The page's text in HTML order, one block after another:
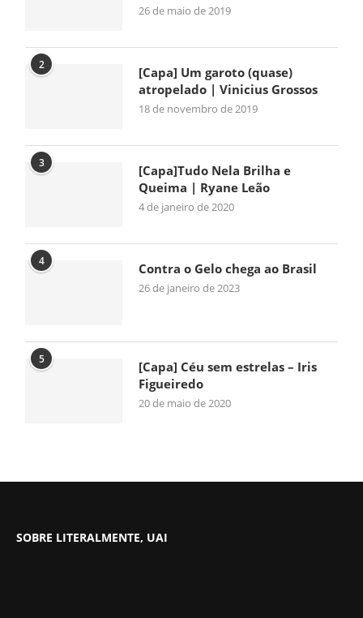
26 de maio de 2019
2
[Capa] Um garoto (quase)
atropelado | Vinicius Grossos
18 de novembro de 2019
3
[Capa]Tudo Nela Brilha e
Queima | Ryane Leão
4 de janeiro de 2020
4 Contra o Gelo chega ao Brasil
26 de janeiro de 2023
5
[Capa] Céu sem estrelas – Iris
Figueiredo
20 de maio de 2020
SOBRE LITERALMENTE, UAI